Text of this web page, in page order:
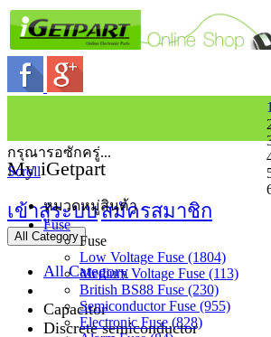
My iGetpart
เข้าสู่ระบบสมัครสมาชิก
All Category
All Category
Capacitor
Discrete semiconductor
กรุณารอซักครู่...
Scroll
หมวดหมู่สินค้า
Fuse
Fuse
Low Voltage Fuse (1804)
Medium Voltage Fuse (113)
British BS88 Fuse (230)
Semiconductor Fuse (955)
Electronic Fuse (828)